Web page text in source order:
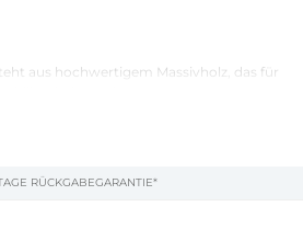
aus hochwertigem Massivholz, das für
x 160H cm
RÜCKGABEGARANTIE*